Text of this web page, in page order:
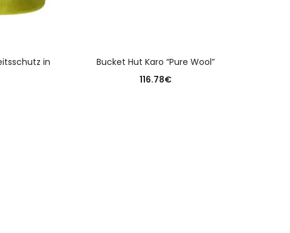
in
Bucket Hut Karo “Pure Wool”
116.78€